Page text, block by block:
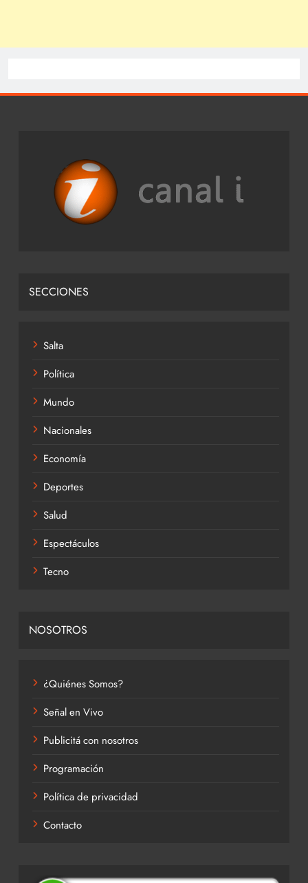
SECCIONES
Salta
Política
Mundo
Nacionales
Economía
Deportes
Salud
Espectáculos
Tecno
NOSOTROS
¿Quiénes Somos?
Señal en Vivo
Publicitá con nosotros
Programación
Política de privacidad
Contacto